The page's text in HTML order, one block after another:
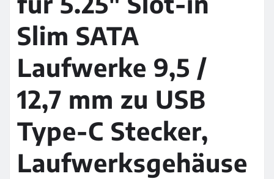
Slim SATA
Laufwerke 9,5 /
12,7 mm zu USB
Type-C Stecker,
Laufwerksgehäuse